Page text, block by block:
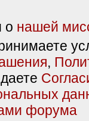
о нашей
,
форума